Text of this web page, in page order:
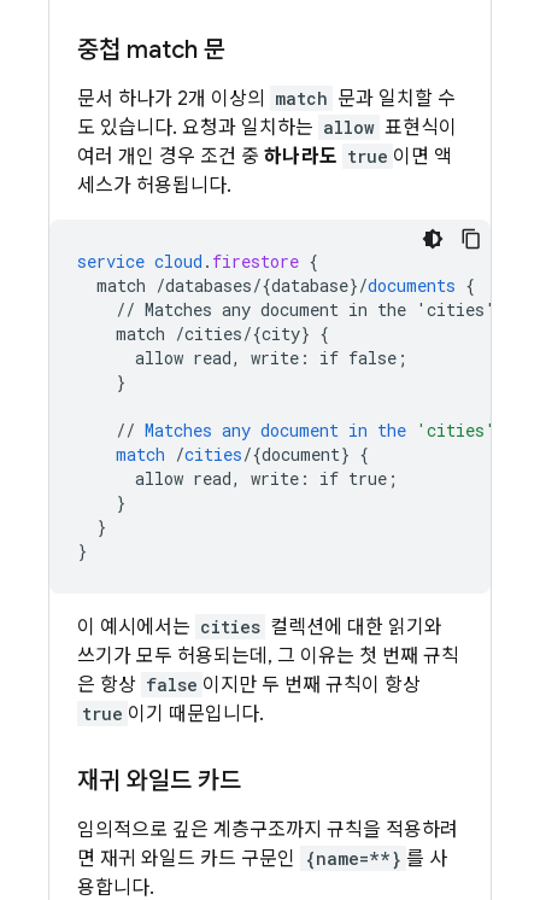
중첩 match 문
문서 하나가 2개 이상의 match 문과 일치할 수
도 있습니다. 요청과 일치하는 allow 표현식이
여러 개인 경우 조건 중 하나라도 true 이면 액
세스가 허용됩니다.
service cloud . firestore {
match /databases/{database}/documents {
// Matches any document in the 'cities'
match /cities/{city} {
allow read, write : if false ;
}
// Matches any document in the 'cities'
match /cities/{document} {
allow read, write : if true ;
}
}
}
이 예시에서는 cities 컬렉션에 대한 읽기와
쓰기가 모두 허용되는데, 그 이유는 첫 번째 규칙
은 항상 false 이지만 두 번째 규칙이 항상
true 이기 때문입니다.
재귀 와일드 카드
임의적으로 깊은 계층구조까지 규칙을 적용하려
면 재귀 와일드 카드 구문인
{name=**} 를 사
용합니다.